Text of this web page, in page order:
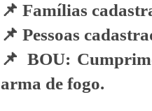
📌 Famílias
📌 Pessoas
📌 BOU:
arma de fogo.